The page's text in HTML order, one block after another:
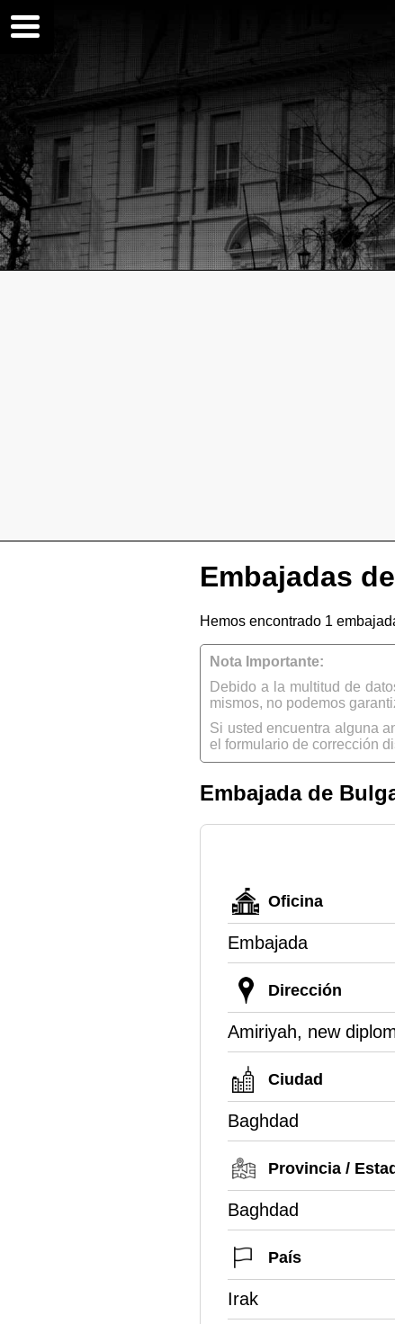
Embajadas
Hemos encontrado 1
Nota Importante:
Debido a la multitud de
mismos, no podemos
Si usted encuentra alguna
el formulario de corrección
Embajada de
Oficina
Embajada
Dirección
Amiriyah, new
Ciudad
Baghdad
Provincia /
Baghdad
País
Irak